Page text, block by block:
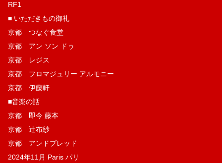
RF1
■ いただきもの御礼
京都 つなぐ食堂
京都 アン ソン ドゥ
京都 レジス
京都 フロマジュリー アルモニー
京都 伊藤軒
■音楽の話
京都 即今 藤本
京都 辻布紗
京都 アンドブレッド
2024年11月 Paris パリ